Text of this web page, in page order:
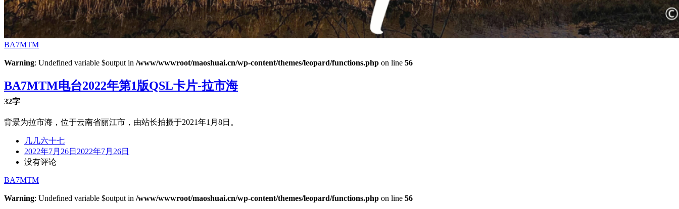
BA7MTM
Warning: Undefined variable $output in /www/wwwroot/maoshuai.cn/wp-content/themes/leopard/functions.php on line 56
BA7MTM电台2022年第1版QSL卡片-拉市海
32字
背景为拉市海，位于云南省丽江市，由站长拍摄于2021年1月8日。
几几六十七
2022年7月26日 2022年7月26日
没有评论
BA7MTM
Warning: Undefined variable $output in /www/wwwroot/maoshuai.cn/wp-content/themes/leopard/functions.php on line 56